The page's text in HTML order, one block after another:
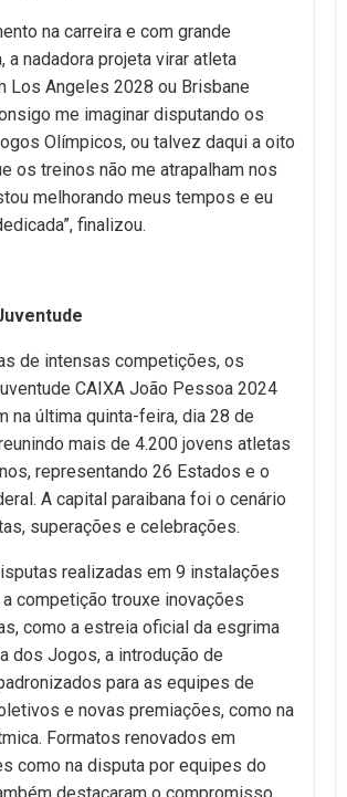
na carreira e com grande
a nadadora projeta virar atleta
Los Angeles 2028 ou Brisbane
me imaginar disputando os
Olímpicos, ou talvez daqui a oito
os treinos não me atrapalham nos
melhorando meus tempos e eu
finalizou.
de intensas competições, os
CAIXA João Pessoa 2024
na última quinta-feira, dia 28 de
mais de 4.200 jovens atletas
representando 26 Estados e o
A capital paraibana foi o cenário
superações e celebrações.
realizadas em 9 instalações
competição trouxe inovações
como a estreia oficial da esgrima
dos Jogos, a introdução de
para as equipes de
e novas premiações, como na
Formatos renovados em
como na disputa por equipes do
destacaram o compromisso